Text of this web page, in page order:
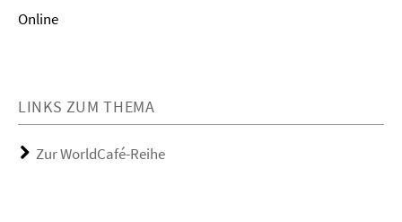
Online
LINKS ZUM THEMA
Zur WorldCafé-Reihe